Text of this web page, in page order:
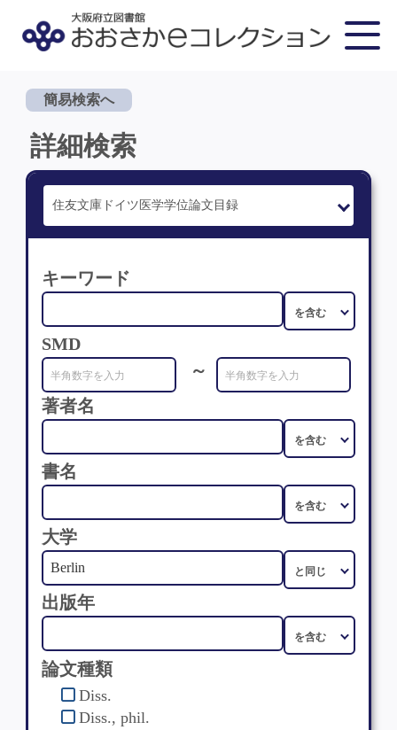
簡易検索へ
詳細検索
キーワード
SMD
～
著者名
書名
大学
出版年
論文種類
Diss.
Diss., phil.